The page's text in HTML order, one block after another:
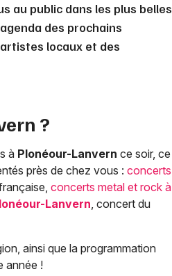
au public dans les plus belles
des prochains
locaux et des
?
à Plonéour-Lanvern ce soir, ce
près de chez vous : concerts
concerts metal et rock à
Lanvern, concert du
ainsi que la programmation
année !